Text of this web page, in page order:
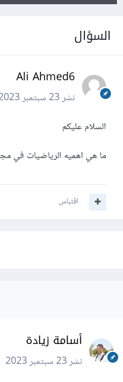
السؤال
Ali Ahmed6
نشر23 سبتمبر 2023
السلام عليكم
ما هي اهميه الرياضيات في
اقتباس
أسامة زيادة
نشر23 سبتمبر 2023